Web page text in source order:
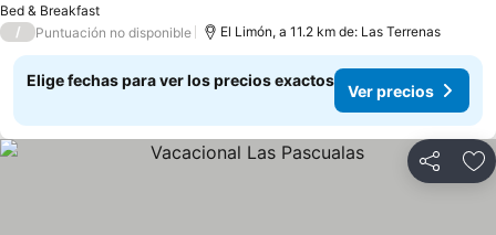
Bed & Breakfast
/ Puntuación no disponible El Limón, a 11.2 km de: Las Terrenas
Elige fechas para ver los precios exactos
Ver precios
Compartir